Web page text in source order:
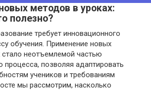
методов в уроках:
полезно?
требует инновационного
обучения. Применение новых
неотъемлемой частью
процесса, позволяя адаптировать
учеников и требованиям
мы рассмотрим, насколько